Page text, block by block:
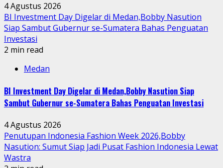
4 Agustus 2026
BI Investment Day Digelar di Medan,Bobby Nasution
Siap Sambut Gubernur se-Sumatera Bahas Penguatan
Investasi
2 min read
Medan
BI Investment Day Digelar di Medan,Bobby Nasution Siap
Sambut Gubernur se-Sumatera Bahas Penguatan Investasi
4 Agustus 2026
Penutupan Indonesia Fashion Week 2026,Bobby
Nasution: Sumut Siap Jadi Pusat Fashion Indonesia Lewat
Wastra